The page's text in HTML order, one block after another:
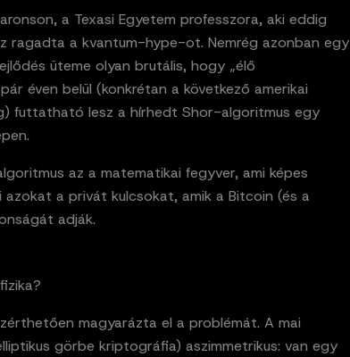
a Texasi Egyetem professzora, aki eddig
ragadta a kvantum-hype-ot. Nemrég azonban egy
üteme olyan brutális, hogy „élő
éven belül (konkrétan a következő amerikai
futtatható lesz a hírhedt Shor-algoritmus egy
az a matematikai fegyver, ami képes
a privát kulcsokat, amik a Bitcoin (és a
adják.
magyarázta el a problémát. A mai
görbe kriptográfia) aszimmetrikus: van egy